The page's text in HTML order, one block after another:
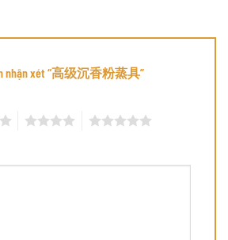
nhận xét “高级沉香粉蒸具”